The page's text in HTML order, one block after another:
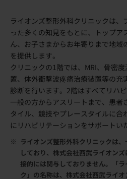
ライオンズ整形外科クリニックは